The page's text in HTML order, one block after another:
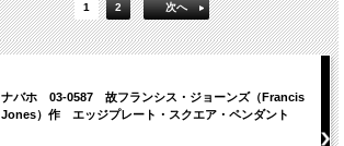
1 2 次へ
ナバホ 03-0587 故フランシス・ジョーンズ（Francis
Jones）作 エッジプレート・スクエア・ペンダント